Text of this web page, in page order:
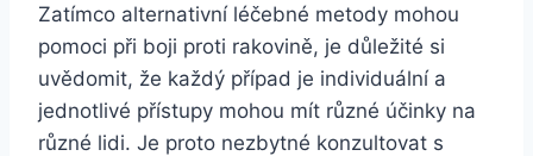
Zatímco alternativní léčebné metody mohou
pomoci při boji proti rakovině, je důležité si
uvědomit, že každý případ je individuální a
jednotlivé přístupy mohou mít různé účinky na
různé lidi. Je proto nezbytné konzultovat s